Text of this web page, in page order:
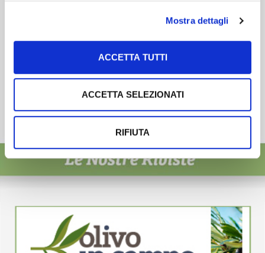
Mostra dettagli
ACCETTA TUTTI
ACCETTA SELEZIONATI
RIFIUTA